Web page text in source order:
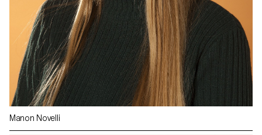
Manon Novelli